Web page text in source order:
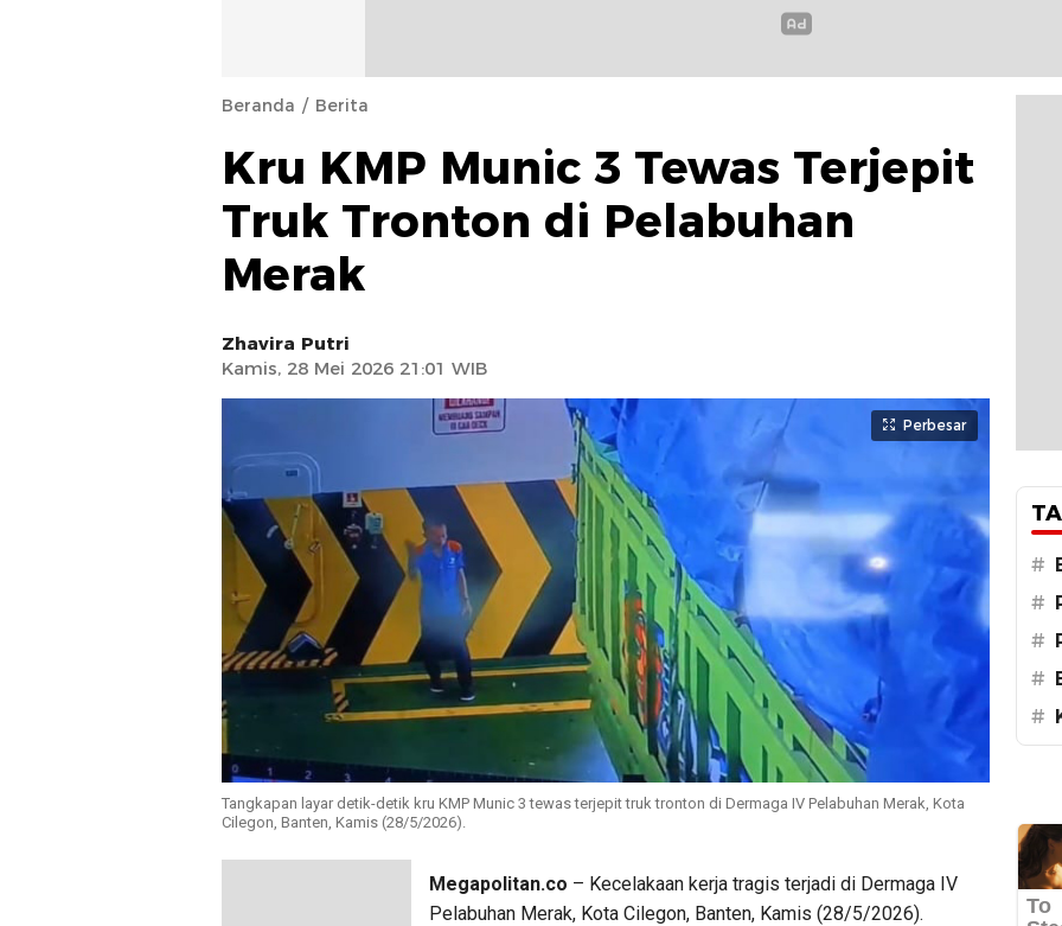
Beranda Berita
Kru KMP Munic 3 Tewas Terjepit
Truk Tronton di Pelabuhan
Merak
Zhavira Putri
Kamis, 28 Mei 2026 21:01 WIB
Perbesar
Tangkapan layar detik-detik kru KMP Munic 3 tewas terjepit truk tronton di Dermaga IV Pelabuhan Merak, Kota
Cilegon, Banten, Kamis (28/5/2026).
Megapolitan.co – Kecelakaan kerja tragis terjadi di Dermaga IV
Pelabuhan Merak, Kota Cilegon, Banten, Kamis (28/5/2026).
#
#
#
#
#